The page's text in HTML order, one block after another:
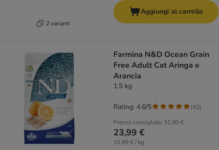
2 varianti
Aggiungi al carrello
Farmina N&D Ocean Grain
Free Adult Cat Aringa e
Arancia
1,5 kg
Prezzo consigliato 31,90 €
23,99 €
15,99 € / kg
Rating: 4.6/5 (42)